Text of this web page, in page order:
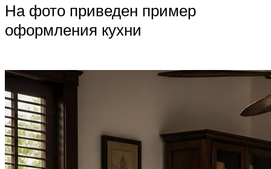
На фото приведен пример
оформления кухни